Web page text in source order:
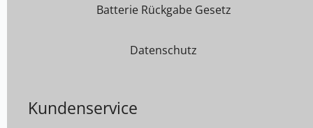
Batterie Rückgabe Gesetz
Datenschutz
Kundenservice